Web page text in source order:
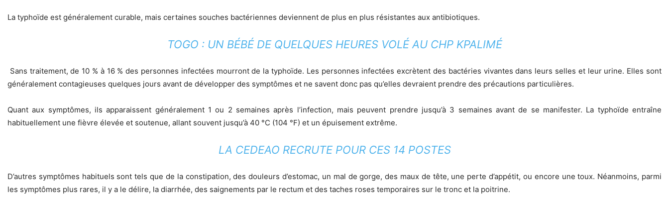
La typhoïde est généralement curable, mais certaines souches bactériennes deviennent de plus en plus résistantes aux antibiotiques.
TOGO : UN BÉBÉ DE QUELQUES HEURES VOLÉ AU CHP KPALIMÉ
Sans traitement, de 10 % à 16 % des personnes infectées mourront de la typhoïde. Les personnes infectées excrètent des bactéries vivantes dans leurs selles et leur urine. Elles sont
généralement contagieuses quelques jours avant de développer des symptômes et ne savent donc pas qu’elles devraient prendre des précautions particulières.
Quant aux symptômes, ils apparaissent généralement 1 ou 2 semaines après l’infection, mais peuvent prendre jusqu’à 3 semaines avant de se manifester. La typhoïde entraîne
habituellement une fièvre élevée et soutenue, allant souvent jusqu’à 40 °C (104 °F) et un épuisement extrême.
LA CEDEAO RECRUTE POUR CES 14 POSTES
D’autres symptômes habituels sont tels que de la constipation, des douleurs d’estomac, un mal de gorge, des maux de tête, une perte d’appétit, ou encore une toux. Néanmoins, parmi
les symptômes plus rares, il y a le délire, la diarrhée, des saignements par le rectum et des taches roses temporaires sur le tronc et la poitrine.